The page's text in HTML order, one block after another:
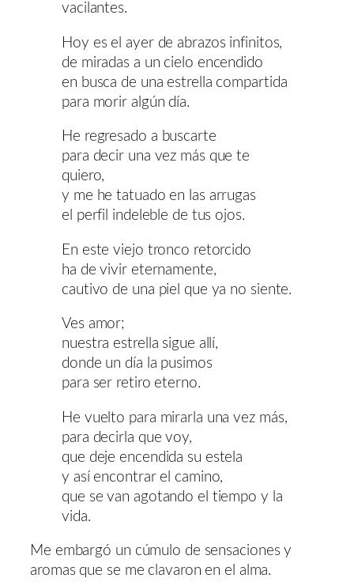
vacilantes.
Hoy es el ayer de abrazos infinitos,
de miradas a un cielo encendido
en busca de una estrella compartida
para morir algún día.
He regresado a buscarte
para decir una vez más que te
quiero,
y me he tatuado en las arrugas
el perfil indeleble de tus ojos.
En este viejo tronco retorcido
ha de vivir eternamente,
cautivo de una piel que ya no siente.
Ves amor;
nuestra estrella sigue allí,
donde un día la pusimos
para ser retiro eterno.
He vuelto para mirarla una vez más,
para decirla que voy,
que deje encendida su estela
y así encontrar el camino,
que se van agotando el tiempo y la
vida.
Me embargó un cúmulo de sensaciones y
aromas que se me clavaron en el alma.